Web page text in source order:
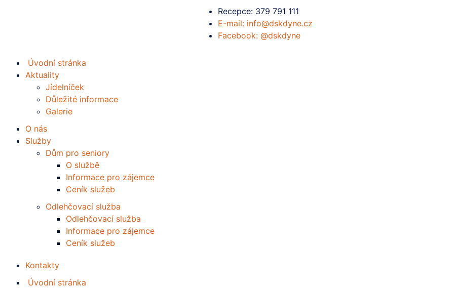
Recepce:379 791 111
E-mail:info@dskdyne.cz
Facebook:@dskdyne
Úvodní stránka
Aktuality
Jídelníček
Důležité informace
Galerie
O nás
Služby
Dům pro seniory
O službě
Informace pro zájemce
Ceník služeb
Odlehčovací služba
Odlehčovací služba
Informace pro zájemce
Ceník služeb
Kontakty
Úvodní stránka